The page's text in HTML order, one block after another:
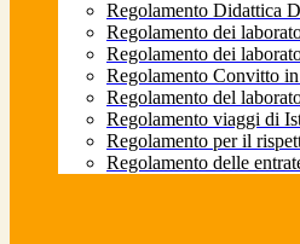
Regolamento Didattica
Regolamento dei
Regolamento dei
Regolamento Convitto
Regolamento del
Regolamento viaggi di
Regolamento per il
Regolamento delle